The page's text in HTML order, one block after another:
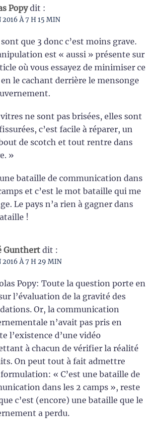
Popydit :
2016 À 7 H 15 MIN
que 3 donc c’est moins grave.
est « aussi » présente sur
où vous essayez de minimiser ce
le cachant derrière le mensonge
ne sont pas brisées, elles sont
c’est facile à réparer, un
de scotch et tout rentre dans
»
une bataille de communication dans
et c’est le mot bataille qui me
Le pays n’a rien à gagner dans
!
Gunthert dit :
2016 À 7 H 29 MIN
Popy: Toute la question porte en
l’évaluation de la gravité des
Or, la communication
n’avait pas pris en
l’existence d’une vidéo
à chacun de vérifier la réalité
On peut tout à fait admettre
« C’est une bataille de
dans les 2 camps », reste
c’est (encore) une bataille que le
a perdu.